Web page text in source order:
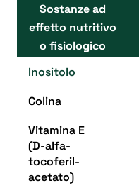
Sostanze ad
effetto nutritivo
o fisiologico
Inositolo
Colina
Vitamina E
(D-alfa-
tocoferil-
acetato)